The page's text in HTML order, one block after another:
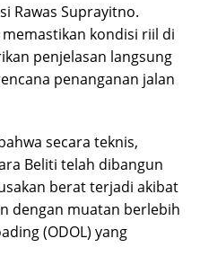
Rawas Suprayitno.
kondisi riil di
penjelasan langsung
penanganan jalan
secara teknis,
Beliti telah dibangun
berat terjadi akibat
dengan muatan berlebih
(ODOL) yang